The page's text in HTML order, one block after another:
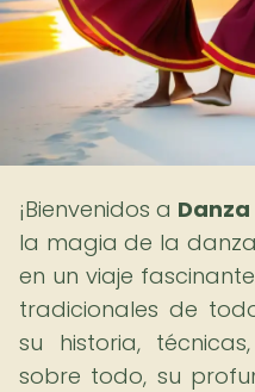
¡Bienvenidos a
la magia de la
en un viaje
tradicionales de
su historia,
sobre todo, su